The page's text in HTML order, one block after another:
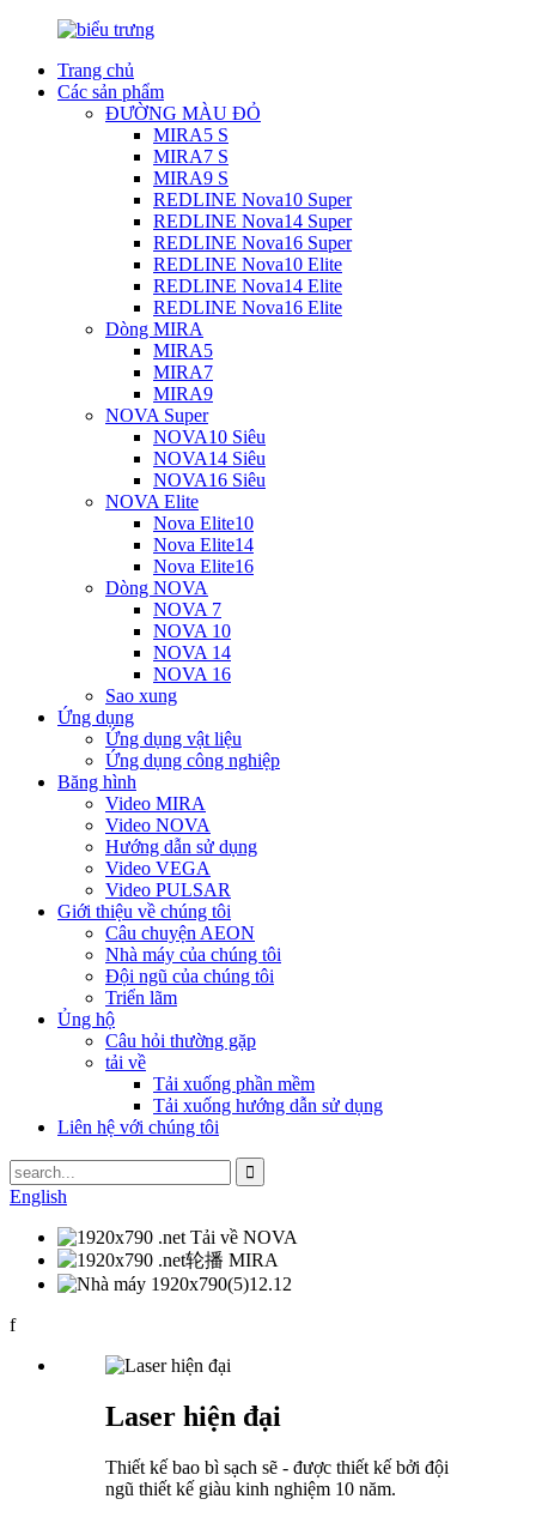
Trang chủ
Các sản phẩm
ĐƯỜNG MÀU ĐỎ
MIRA5 S
MIRA7 S
MIRA9 S
REDLINE Nova10 Super
REDLINE Nova14 Super
REDLINE Nova16 Super
REDLINE Nova10 Elite
REDLINE Nova14 Elite
REDLINE Nova16 Elite
Dòng MIRA
MIRA5
MIRA7
MIRA9
NOVA Super
NOVA10 Siêu
NOVA14 Siêu
NOVA16 Siêu
NOVA Elite
Nova Elite10
Nova Elite14
Nova Elite16
Dòng NOVA
NOVA 7
NOVA 10
NOVA 14
NOVA 16
Sao xung
Ứng dụng
Ứng dụng vật liệu
Ứng dụng công nghiệp
Băng hình
Video MIRA
Video NOVA
Hướng dẫn sử dụng
Video VEGA
Video PULSAR
Giới thiệu về chúng tôi
Câu chuyện AEON
Nhà máy của chúng tôi
Đội ngũ của chúng tôi
Triển lãm
Ủng hộ
Câu hỏi thường gặp
tải về
Tải xuống phần mềm
Tải xuống hướng dẫn sử dụng
Liên hệ với chúng tôi
English
f
Laser hiện đại
Thiết kế bao bì sạch sẽ - được thiết kế bởi đội
ngũ thiết kế giàu kinh nghiệm 10 năm.